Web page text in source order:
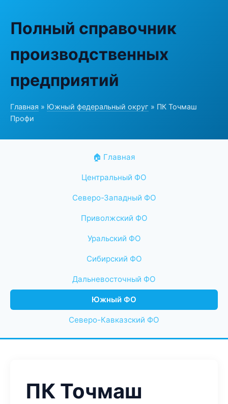
Полный справочник
производственных
предприятий
Главная » Южный федеральный округ » ПК Точмаш
Профи
🏠 Главная
Центральный ФО
Северо-Западный ФО
Приволжский ФО
Уральский ФО
Сибирский ФО
Дальневосточный ФО
Южный ФО
Северо-Кавказский ФО
ПК Точмаш